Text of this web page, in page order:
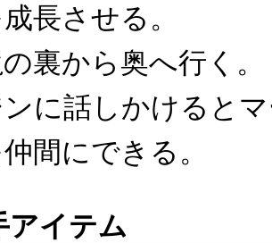
長させる。
裏から奥へ行く。
ンに話しかけると
間にできる。
アイテム